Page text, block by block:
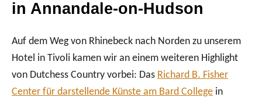
in Annandale-on-Hudson
Auf dem Weg von Rhinebeck nach Norden zu unserem
Hotel in Tivoli kamen wir an einem weiteren Highlight
von Dutchess Country vorbei: Das Richard B. Fisher
Center für darstellende Künste am Bard College in